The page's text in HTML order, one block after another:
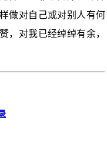
做对自己或对别人有何
，对我已经绰绰有余，